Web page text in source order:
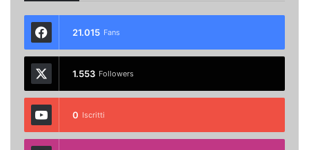
21.015 Fans
1.553 Followers
0 Iscritti